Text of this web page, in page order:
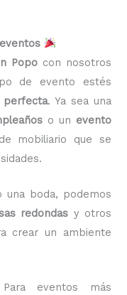
Popo con nosotros
de evento estés
perfecta. Ya sea una
o un evento
mobiliario que se
una boda, podemos
redondas y otros
crear un ambiente
eventos más